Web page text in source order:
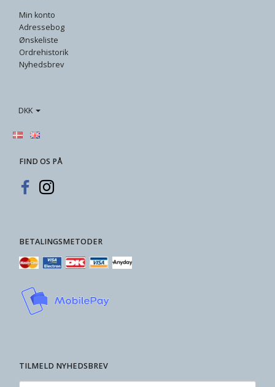
Min konto
Adressebog
Ønskeliste
Ordrehistorik
Nyhedsbrev
DKK
FIND OS PÅ
BETALINGSMETODER
TILMELD NYHEDSBREV